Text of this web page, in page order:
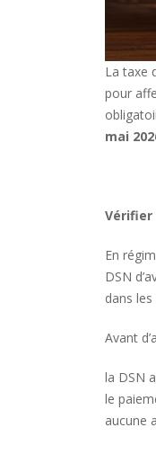
La taxe
pour
mai
Vérifier
En
DSN
dans
Avant
la DSN
le
aucune